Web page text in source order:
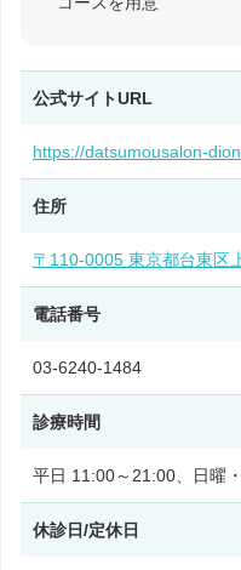
公式サイトURL
https://datsumousalon-
住所
〒110-0005 東京都台東区
電話番号
03-6240-1484
診療時間
平日 11:00～21:00、日曜
休診日/定休日